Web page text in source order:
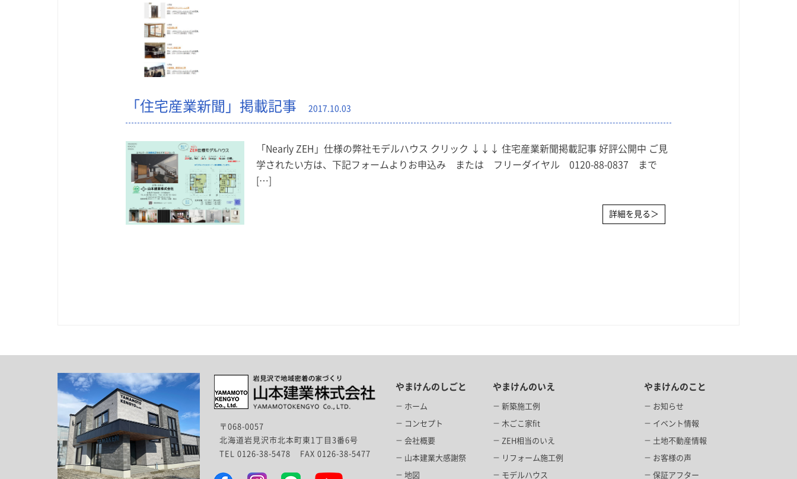
「住宅産業新聞」掲載記事 2017.10.03
「Nearly ZEH」仕様の弊社モデルハウス クリック ↓↓↓ 住宅産業新聞掲載記事 好評公開中 ご見
学されたい方は、下記フォームよりお申込み または フリーダイヤル 0120-88-0837 まで
[…]
詳細を見る＞
やまけんのしごと
ホーム
コンセプト
会社概要
山本建業大感謝祭
地図
やまけんのいえ
新築施工例
木ごこ家fit
ZEH相当のいえ
リフォーム施工例
モデルハウス
やまけんのこと
お知らせ
イベント情報
土地不動産情報
お客様の声
保証アフター
〒068-0057
北海道岩見沢市北本町東1丁目3番6号
TEL 0126-38-5478 FAX 0126-38-5477